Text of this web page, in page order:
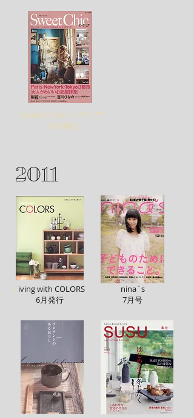
Sweet Chicnインテリア
10月発行
2011
Living with COLORS
6月発行
nina`s
7月号